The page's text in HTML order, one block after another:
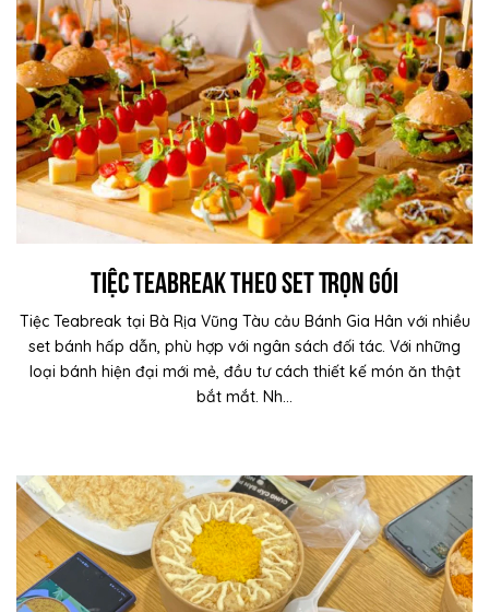
Tiệc Teabreak Theo Set Trọn Gói
Tiệc Teabreak tại Bà Rịa Vũng Tàu cảu Bánh Gia Hân với nhiều
set bánh hấp dẫn, phù hợp với ngân sách đối tác. Với những
loại bánh hiện đại mới mẻ, đầu tư cách thiết kế món ăn thật
bắt mắt. Nh...